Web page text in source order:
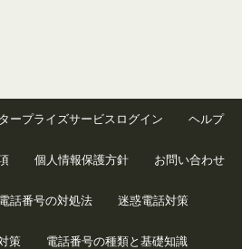
ープライズサービスログイン ヘルプ
個人情報保護方針 お問い合わせ
話番号の対処法 迷惑電話対策
策 電話番号の種類と基礎知識